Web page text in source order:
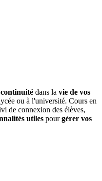
continuité dans la vie de vos
ou à l'université. Cours en
de connexion des élèves,
utiles pourgérer vos